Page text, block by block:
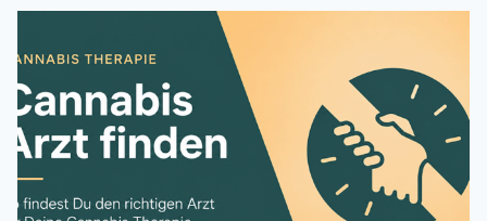
SO
FINDEST
DU
DIE
PASSENDE
APOTHEKE
FÜR
MEDIZINISCHES
CANNABIS